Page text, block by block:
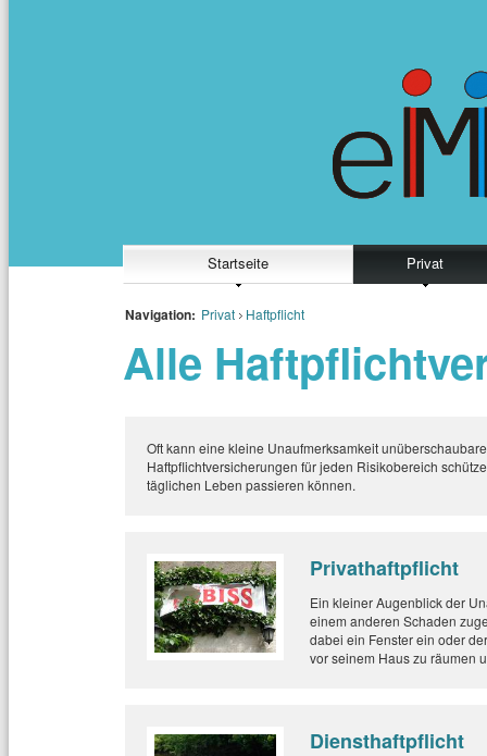
Startseite Privat
Navigation: Privat Haftpflicht
Alle
Oft kann eine kleine Unaufmerksamkeit
Haftpflichtversicherungen für jeden Risikobereich
täglichen Leben passieren können.
Privathaftpflicht
Ein kleiner Augenblick der
einem anderen Schaden
dabei ein Fenster ein oder
vor seinem Haus zu räumen
Diensthaftpflicht